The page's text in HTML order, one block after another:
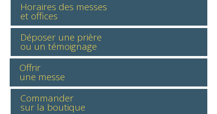
Horaires des messes
et offices
Déposer une prière
ou un témoignage
Offrir
une messe
Commander
sur la boutique